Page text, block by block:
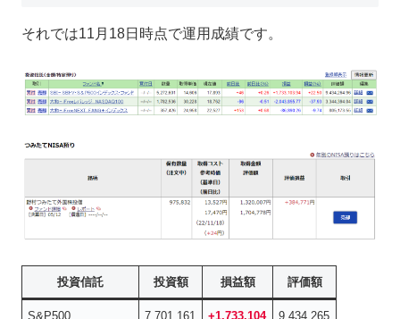
それでは11月18日時点で運用成績です。
投資信託 投資額 損益額 評価額
S&P500 7,701,161 +1,733,104 9,434,265